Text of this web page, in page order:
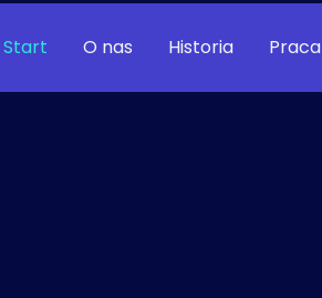
Start O nas Historia Praca